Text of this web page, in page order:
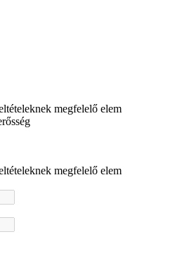
megfelelő elem
megfelelő elem